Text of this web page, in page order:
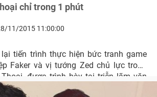
chỉ trong 1 phút
11/2015 11:00:00
tiến trình thực hiện bức tranh game
Faker và vị tướng Zed chủ lực trong
được trình bày tại triễn lãm văn
Quốc những ngày qua